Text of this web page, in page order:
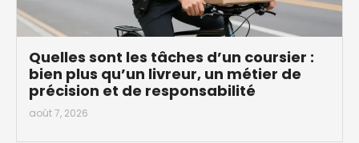
Quelles sont les tâches d’un coursier :
bien plus qu’un livreur, un métier de
précision et de responsabilité
août 7, 2026